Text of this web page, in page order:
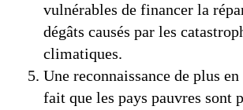
vulnérables de financer la
dégâts causés par les
climatiques.
Une reconnaissance de plus
fait que les pays pauvres sont